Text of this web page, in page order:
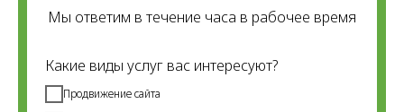
Мы ответим в течение часа в рабочее время
Какие виды услуг вас интересуют?
Продвижение сайта